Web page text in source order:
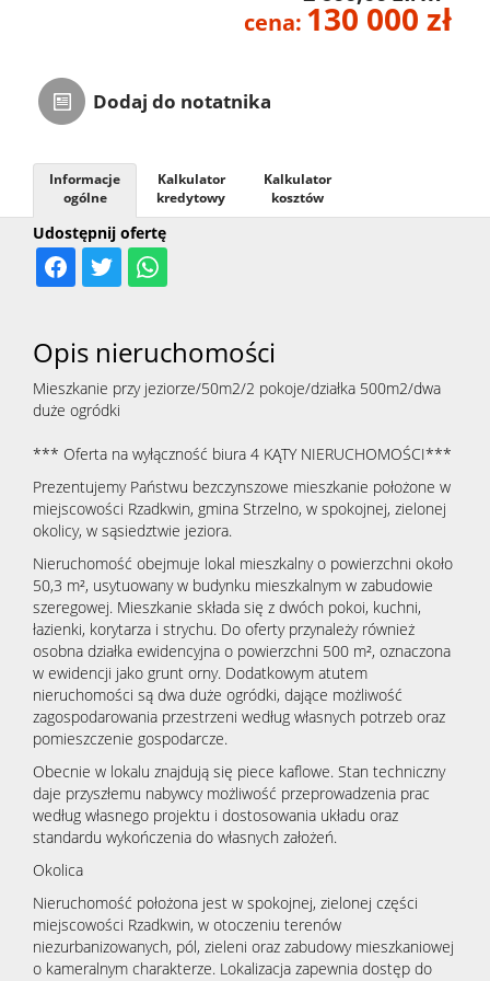
cena: 130 000 zł
Dodaj do notatnika
Udostępnij ofertę
Informacje
ogólne
Kalkulator
kredytowy
Kalkulator
kosztów
Opis nieruchomości
Mieszkanie przy jeziorze/50m2/2 pokoje/działka 500m2/dwa
duże ogródki
*** Oferta na wyłączność biura 4 KĄTY NIERUCHOMOŚCI***
Prezentujemy Państwu bezczynszowe mieszkanie położone w
miejscowości Rzadkwin, gmina Strzelno, w spokojnej, zielonej
okolicy, w sąsiedztwie jeziora.
Nieruchomość obejmuje lokal mieszkalny o powierzchni około
50,3 m², usytuowany w budynku mieszkalnym w zabudowie
szeregowej. Mieszkanie składa się z dwóch pokoi, kuchni,
łazienki, korytarza i strychu. Do oferty przynależy również
osobna działka ewidencyjna o powierzchni 500 m², oznaczona
w ewidencji jako grunt orny. Dodatkowym atutem
nieruchomości są dwa duże ogródki, dające możliwość
zagospodarowania przestrzeni według własnych potrzeb oraz
pomieszczenie gospodarcze.
Obecnie w lokalu znajdują się piece kaflowe. Stan techniczny
daje przyszłemu nabywcy możliwość przeprowadzenia prac
według własnego projektu i dostosowania układu oraz
standardu wykończenia do własnych założeń.
Okolica
Nieruchomość położona jest w spokojnej, zielonej części
miejscowości Rzadkwin, w otoczeniu terenów
niezurbanizowanych, pól, zieleni oraz zabudowy mieszkaniowej
o kameralnym charakterze. Lokalizacja zapewnia dostęp do